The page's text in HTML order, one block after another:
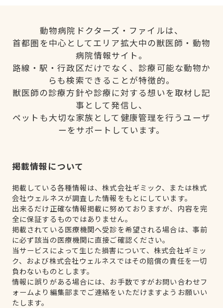
動物病院ドクターズ・ファイルは、
首都圏を中心としてエリア拡大中の獣医師・動物
病院情報サイト。
路線・駅・行政区だけでなく、診療可能な動物か
らも検索できることが特徴的。
獣医師の診療方針や診療に対する想いを取材し記
事として発信し、
ペットも大切な家族として健康管理を行うユーザ
ーをサポートしています。
掲載情報について
掲載している各種情報は、株式会社ギミック、または株式
会社ウェルネスが調査した情報をもとにしています。
出来るだけ正確な情報掲載に努めておりますが、内容を完
全に保証するものではありません。
掲載されている医療機関へ受診を希望される場合は、事前
に必ず該当の医療機関に直接ご確認ください。
当サービスによって生じた損害について、株式会社ギミッ
ク、および株式会社ウェルネスではその賠償の責任を一切
負わないものとします。
情報に誤りがある場合には、お手数ですがお問い合わせフ
ォームより編集部までご連絡をいただけますようお願いい
たします。